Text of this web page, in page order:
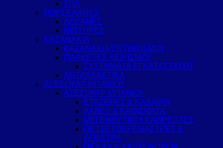
ΣΠΑ
ΠΟΡΣΕΛΑΝΕΣ
ΛΕΚΑΝΕΣ
ΝΙΠΤΗΡΕΣ
ΚΑΖΑΝΑΚΙΑ
ΚΑΖΑΝΑΚΙΑ ΕΝΤΟΙΧΙΣΜΟΥ
ΠΛΑΚΕΤΕΣ ΧΕΙΡΙΣΜΟΥ
ΣΥΣΤΗΜΑΤΑ ΕΓΚΑΤΑΣΤΑΣΗΣ
ΑΝΤΑΛΛΑΚΤΙΚΑ
ΑΞΕΣΟΥΑΡ ΜΠΑΝΙΟΥ
ΑΞΕΣΟΥΑΡ ΜΠΑΝΙΟΥ
ΕΤΑΖΕΡΕΣ & ΚΑΛΑΘΙΑ
ΛΑΒΕΣ & ΚΑΘΙΣΜΑΤΑ
ΜΕΓΕΝΘΥΤΙΚΟΙ ΚΑΘΡΕΠΤΕΣ
ΠΕΤΣΕΤΟΚΡΕΜΑΣΤΡΕΣ &
ΑΓΚΙΣΤΡΑ